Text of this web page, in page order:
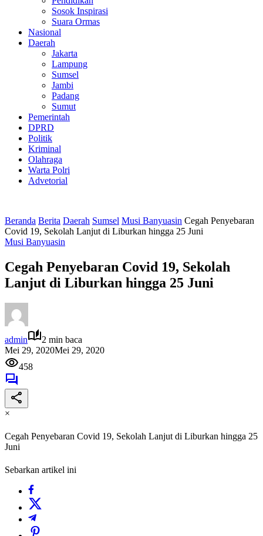
Sosok Inspirasi
Suara Ormas
Nasional
Daerah
Jakarta
Lampung
Sumsel
Jambi
Padang
Sumut
Pemerintah
DPRD
Politik
Kriminal
Olahraga
Warta Polri
Advetorial
Beranda Berita Daerah Sumsel Musi Banyuasin Cegah Penyebaran
Covid 19, Sekolah Lanjut di Liburkan hingga 25 Juni
Musi Banyuasin
Cegah Penyebaran Covid 19, Sekolah
Lanjut di Liburkan hingga 25 Juni
admin
2 min baca
Mei 29, 2020Mei 29, 2020
458
×
Cegah Penyebaran Covid 19, Sekolah Lanjut di Liburkan hingga 25
Juni
Sebarkan artikel ini